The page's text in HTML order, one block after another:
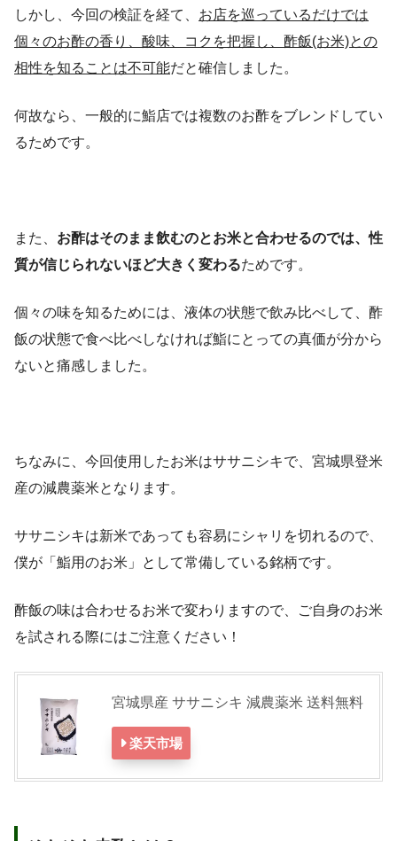
しかし、今回の検証を経て、 お店を巡っているだけでは
個々のお酢の香り、酸味、コクを把握し、酢飯(お米)との
相性を知ることは不可能だと確信しました。
何故なら、一般的に鮨店では複数のお酢をブレンドしてい
るためです。
また、 お酢はそのまま飲むのとお米と合わせるのでは、性
質が信じられないほど大きく変わるためです。
個々の味を知るためには、液体の状態で飲み比べして、酢
飯の状態で食べ比べしなければ鮨にとっての真価が分から
ないと痛感しました。
ちなみに、今回使用したお米はササニシキで、宮城県登米
産の減農薬米となります。
ササニシキは新米であっても容易にシャリを切れるので、
僕が「鮨用のお米」として常備している銘柄です。
酢飯の味は合わせるお米で変わりますので、ご自身のお米
を試される際にはご注意ください！
宮城県産 ササニシキ 減農薬米 送料無料
楽天市場